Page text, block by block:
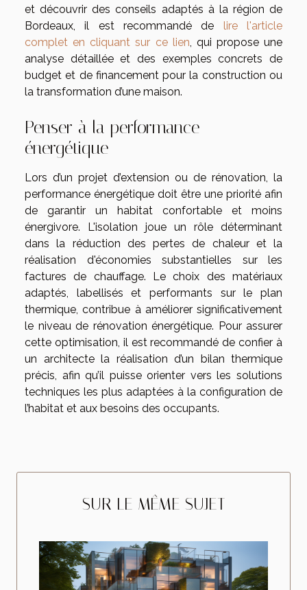
et découvrir des conseils adaptés à la région de
Bordeaux, il est recommandé de lire l'article
complet en cliquant sur ce lien , qui propose une
analyse détaillée et des exemples concrets de
budget et de financement pour la construction ou
la transformation d’une maison.
Penser à la performance
énergétique
Lors d’un projet d’extension ou de rénovation, la
performance énergétique doit être une priorité afin
de garantir un habitat confortable et moins
énergivore. L'isolation joue un rôle déterminant
dans la réduction des pertes de chaleur et la
réalisation d'économies substantielles sur les
factures de chauffage. Le choix des matériaux
adaptés, labellisés et performants sur le plan
thermique, contribue à améliorer significativement
le niveau de rénovation énergétique. Pour assurer
cette optimisation, il est recommandé de confier à
un architecte la réalisation d’un bilan thermique
précis, afin qu’il puisse orienter vers les solutions
techniques les plus adaptées à la configuration de
l’habitat et aux besoins des occupants.
SUR LE MÊME SUJET